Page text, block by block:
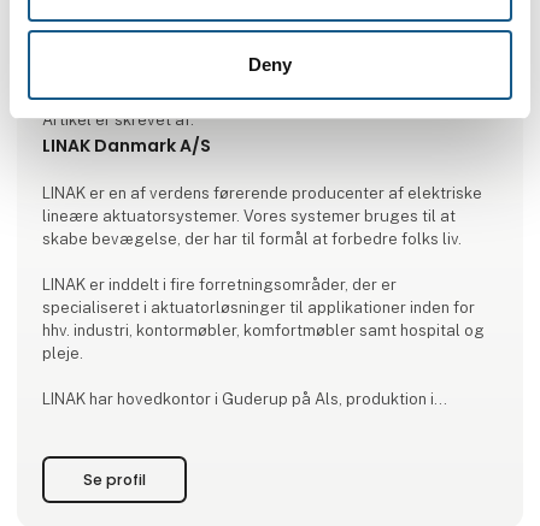
Deny
Artikel er skrevet af:
LINAK Danmark A/S
LINAK er en af verdens førerende producenter af elektriske
lineære aktuatorsystemer. Vores systemer bruges til at
skabe bevægelse, der har til formål at forbedre folks liv.
LINAK er inddelt i fire forretningsområder, der er
specialiseret i aktuatorløsninger til applikationer inden for
hhv. industri, kontormøbler, komfortmøbler samt hospital og
pleje.
LINAK har hovedkontor i Guderup på Als, produktion i
Se profil